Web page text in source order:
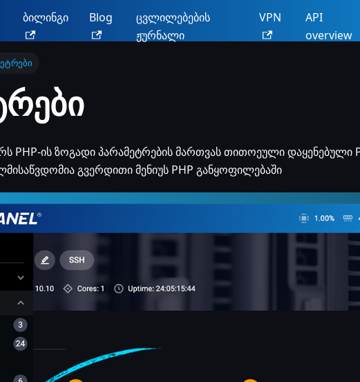
ბილინგი Blog
ცვლილებების
ჟურნალი
VPN
API
overview
PHP-ის ზოგადი პარამეტრების მართვას თითოეული დაყენებული
გვერდითი მენიუს PHP განყოფილებაში